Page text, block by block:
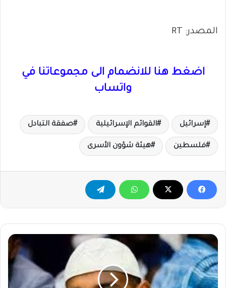
المصدر: RT
اضغط هنا للانضمام الى مجموعاتنا في
واتساب
إسرائيل القوائم الإسرائيلية صفقة التبادل
فلسطين هيئة شؤون الأسرى
معمر
موسى
:
دولة
السماسرة..راسمالية